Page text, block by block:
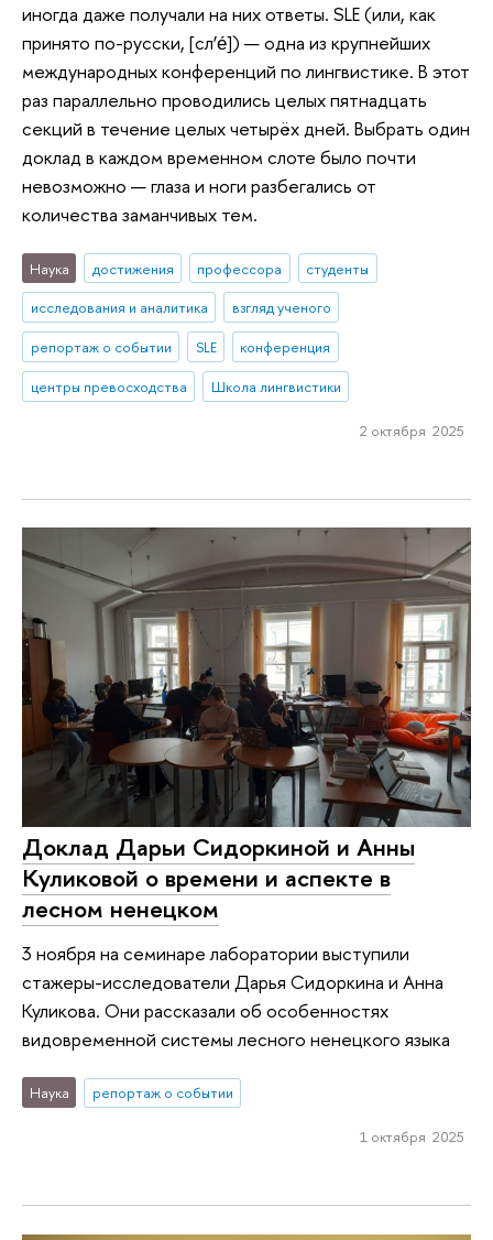
иногда даже получали на них ответы. SLE (или, как
принято по-русски, [сл’е́]) — одна из крупнейших
международных конференций по лингвистике. В этот
раз параллельно проводились целых пятнадцать
секций в течение целых четырёх дней. Выбрать один
доклад в каждом временном слоте было почти
невозможно — глаза и ноги разбегались от
количества заманчивых тем.
Наука достижения профессора
студенты
исследования и аналитика
взгляд ученого
репортаж о событии
SLE
конференция
центры превосходства
Школа лингвистики
2 октября 2025
Доклад Дарьи Сидоркиной и Анны
Куликовой о времени и аспекте в
лесном ненецком
3 ноября на семинаре лаборатории выступили
стажеры-исследователи Дарья Сидоркина и Анна
Куликова. Они рассказали об особенностях
видовременной системы лесного ненецкого языка
Наука репортаж о событии
1 октября 2025